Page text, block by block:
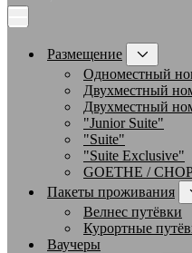
Размещение
Одноместный
Двухместный
Двухместный
"Junior Suite"
"Suite"
"Suite Exclusive"
GOETHE /
Пакеты проживания
Велнес путёвки
Курортные
Ваучеры